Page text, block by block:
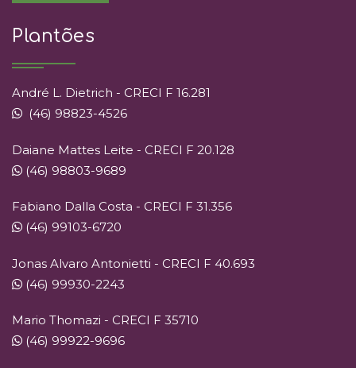
Plantões
André L. Dietrich - CRECI F 16.281
(46) 98823-4526
Daiane Mattes Leite - CRECI F 20.128
(46) 98803-9689
Fabiano Dalla Costa - CRECI F 31.356
(46) 99103-6720
Jonas Alvaro Antonietti - CRECI F 40.693
(46) 99930-2243
Mario Thomazi - CRECI F 35710
(46) 99922-9696